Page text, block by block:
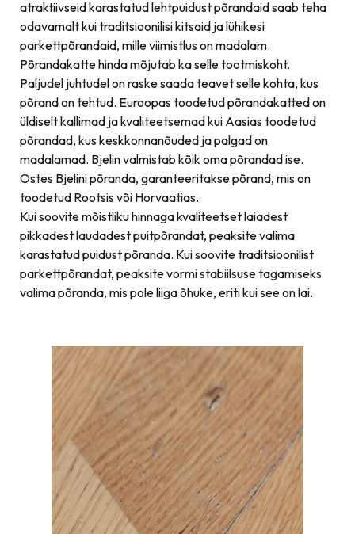
atraktiivseid karastatud lehtpuidust põrandaid saab teha
odavamalt kui traditsioonilisi kitsaid ja lühikesi
parkettpõrandaid, mille viimistlus on madalam.
Põrandakatte hinda mõjutab ka selle tootmiskoht.
Paljudel juhtudel on raske saada teavet selle kohta, kus
põrand on tehtud. Euroopas toodetud põrandakatted on
üldiselt kallimad ja kvaliteetsemad kui Aasias toodetud
põrandad, kus keskkonnanõuded ja palgad on
madalamad. Bjelin valmistab kõik oma põrandad ise.
Ostes Bjelini põranda, garanteeritakse põrand, mis on
toodetud Rootsis või Horvaatias.
Kui soovite mõistliku hinnaga kvaliteetset laiadest
pikkadest laudadest puitpõrandat, peaksite valima
karastatud puidust põranda. Kui soovite traditsioonilist
parkettpõrandat, peaksite vormi stabiilsuse tagamiseks
valima põranda, mis pole liiga õhuke, eriti kui see on lai.